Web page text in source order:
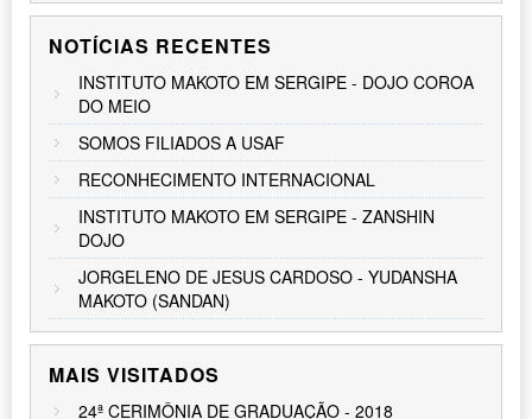
NOTÍCIAS RECENTES
INSTITUTO MAKOTO EM SERGIPE - DOJO COROA
DO MEIO
SOMOS FILIADOS A USAF
RECONHECIMENTO INTERNACIONAL
INSTITUTO MAKOTO EM SERGIPE - ZANSHIN
DOJO
JORGELENO DE JESUS CARDOSO - YUDANSHA
MAKOTO (SANDAN)
MAIS VISITADOS
24ª CERIMÔNIA DE GRADUAÇÃO - 2018